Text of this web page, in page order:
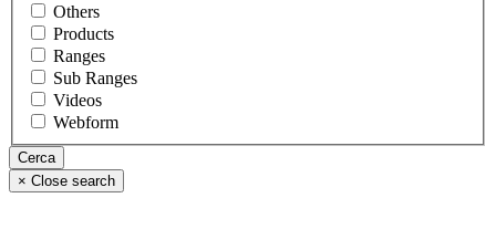
Others
Products
Ranges
Sub Ranges
Videos
Webform
× Close search